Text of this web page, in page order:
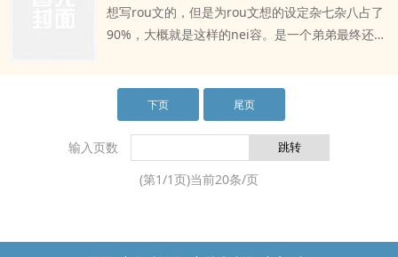
想写rou文的，但是为rou文想的设定杂七杂八占了
90%，大概就是这样的nei容。是一个弟弟最终还是
下页 尾页
输入页数
(第1/1页)当前20条/页